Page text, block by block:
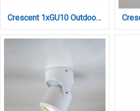
Crescent 1xGU10 Outdoor Spot Anthracite D:90x90x130mm (80206044)